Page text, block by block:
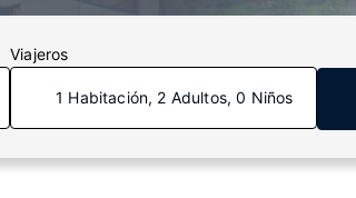
Viajeros
1 Habitación, 2 Adultos, 0 Niños